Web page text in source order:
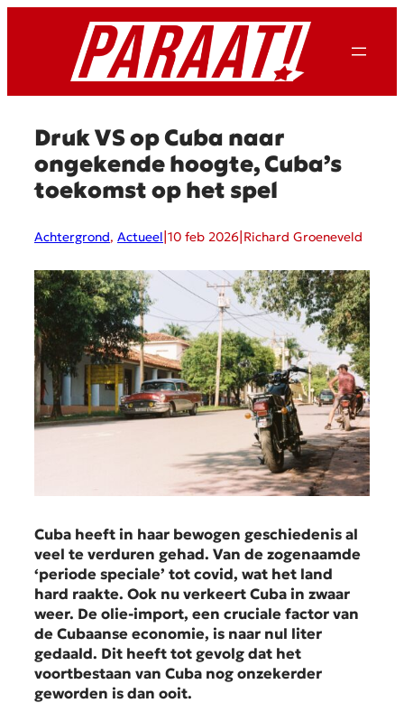
Druk VS op Cuba naar
ongekende hoogte, Cuba’s
toekomst op het spel
Achtergrond, Actueel 10 feb 2026 Richard Groeneveld
Cuba heeft in haar bewogen geschiedenis al
veel te verduren gehad. Van de zogenaamde
‘periode speciale’ tot covid, wat het land
hard raakte. Ook nu verkeert Cuba in zwaar
weer. De olie-import, een cruciale factor van
de Cubaanse economie, is naar nul liter
gedaald. Dit heeft tot gevolg dat het
voortbestaan van Cuba nog onzekerder
geworden is dan ooit.